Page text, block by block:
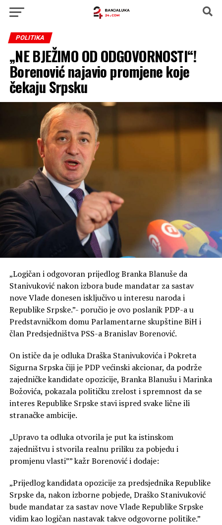
POLITIKA
„NE BJEŽIMO OD ODGOVORNOSTI“!
Borenović najavio promjene koje
čekaju Srpsku
„Logičan i odgovoran prijedlog Branka Blanuše da
Stanivuković nakon izbora bude mandatar za sastav
nove Vlade donesen isključivo u interesu naroda i
Republike Srpske.”- poručio je ovo poslanik PDP-a u
Predstavničkom domu Parlamentarne skupštine BiH i
član Predsjedništva PSS-a Branislav Borenović.
On ističe da je odluka Draška Stanivukovića i Pokreta
Sigurna Srpska čiji je PDP većinski akcionar, da podrže
zajedničke kandidate opozicije, Branka Blanušu i Marinka
Božovića, pokazala političku zrelost i spremnost da se
interes Republike Srpske stavi ispred svake lične ili
stranačke ambicije.
„Upravo ta odluka otvorila je put ka istinskom
zajedništvu i stvorila realnu priliku za pobjedu i
promjenu vlasti”” kažr Borenović i dodaje:
„Prijedlog kandidata opozicije za predsjednika Republike
Srpske da, nakon izborne pobjede, Draško Stanivuković
bude mandatar za sastav nove Vlade Republike Srpske
vidim kao logičan nastavak takve odgovorne politike.”